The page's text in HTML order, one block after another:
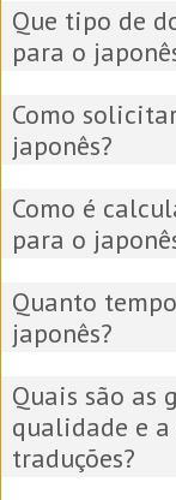
Que tipo de
para o
Como
japonês?
Como é
para o
Quanto
japonês?
Quais são as
qualidade e
traduções?